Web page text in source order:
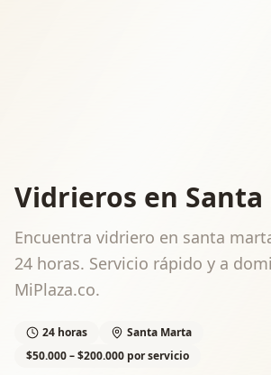
Vidrieros en
Encuentra vidriero en santa
24 horas. Servicio rápido y a
MiPlaza.co.
24 horas
Santa Marta
$50.000 – $200.000 por servicio